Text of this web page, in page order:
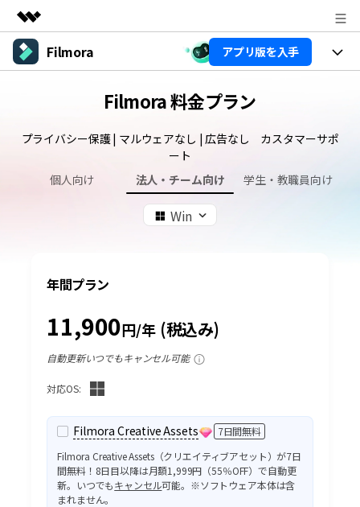
製品
法人・教育・パートナー
企業情報
プラン＆価格
Filmora アプリ版を入手
AI機能
活用法
カスタマーサポート
ブランド紹介
Filmora 料金プラン
プライバシー保護 | マルウェアなし | 広告なし カスタマーサポ
ート
個人向け
法人・チーム向け 学生・教職員向け
Win
年間プラン
11,900円/年 (税込み)
自動更新いつでもキャンセル可能
対応OS:
Filmora Creative Assets
7日間無料
Filmora Creative Assets（クリエイティブアセット）が7日
間無料！8日目以降は月額1,999円（55％OFF）で自動更
新。いつでもキャンセル可能。※ソフトウェア本体は含
まれません。